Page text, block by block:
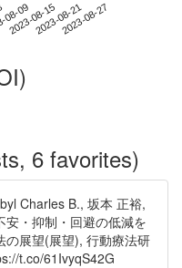
09
2023-08-152023-08-212023-08-27
6 favorites)
Charles B., 坂本 正裕,
・抑制・回避の低減を
の展望(展望), 行動療法研
t.co/61IvyqS42G